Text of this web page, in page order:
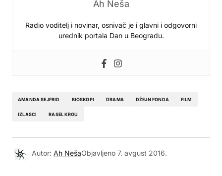
Ah Neša
Radio voditelj i novinar, osnivač je i glavni i odgovorni
urednik portala Dan u Beogradu.
AMANDA SEJFRID BIOSKOPI DRAMA DŽEJN FONDA FILM
IZLASCI RASEL KROU
Autor: Ah NešaObjavljeno 7. avgust 2016.